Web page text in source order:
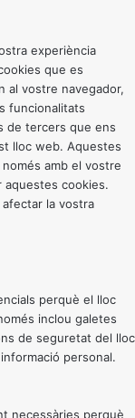
experiència
que es
al vostre navegador,
funcionalitats
de tercers que ens
lloc web. Aquestes
amb el vostre
aquestes cookies.
afectar la vostra
perquè el lloc
inclou galetes
de seguretat del lloc
personal.
necessàries perquè